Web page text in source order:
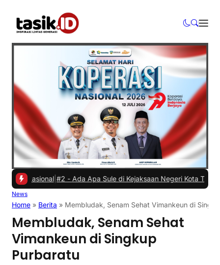
| #2 -Ada Apa Sule di Kejaksaan Negeri Kota Tasikmalaya?
News
Home » Berita » Membludak, Senam Sehat Vimankeun di
Membludak, Senam Sehat
Vimankeun di Singkup
Purbaratu